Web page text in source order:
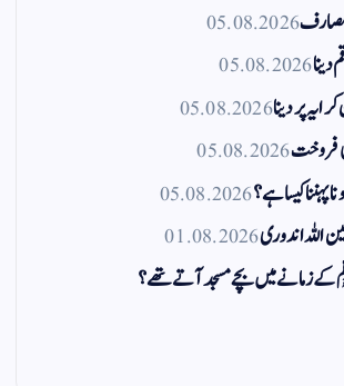
05.08.2026
05.08.2026
پر دینا05.08.2026
فروخت05.08.2026
کیسا ہے؟05.08.2026
اللہ اندوری01.08.2026
زمانے میں بچے مسجد آتے تھے؟